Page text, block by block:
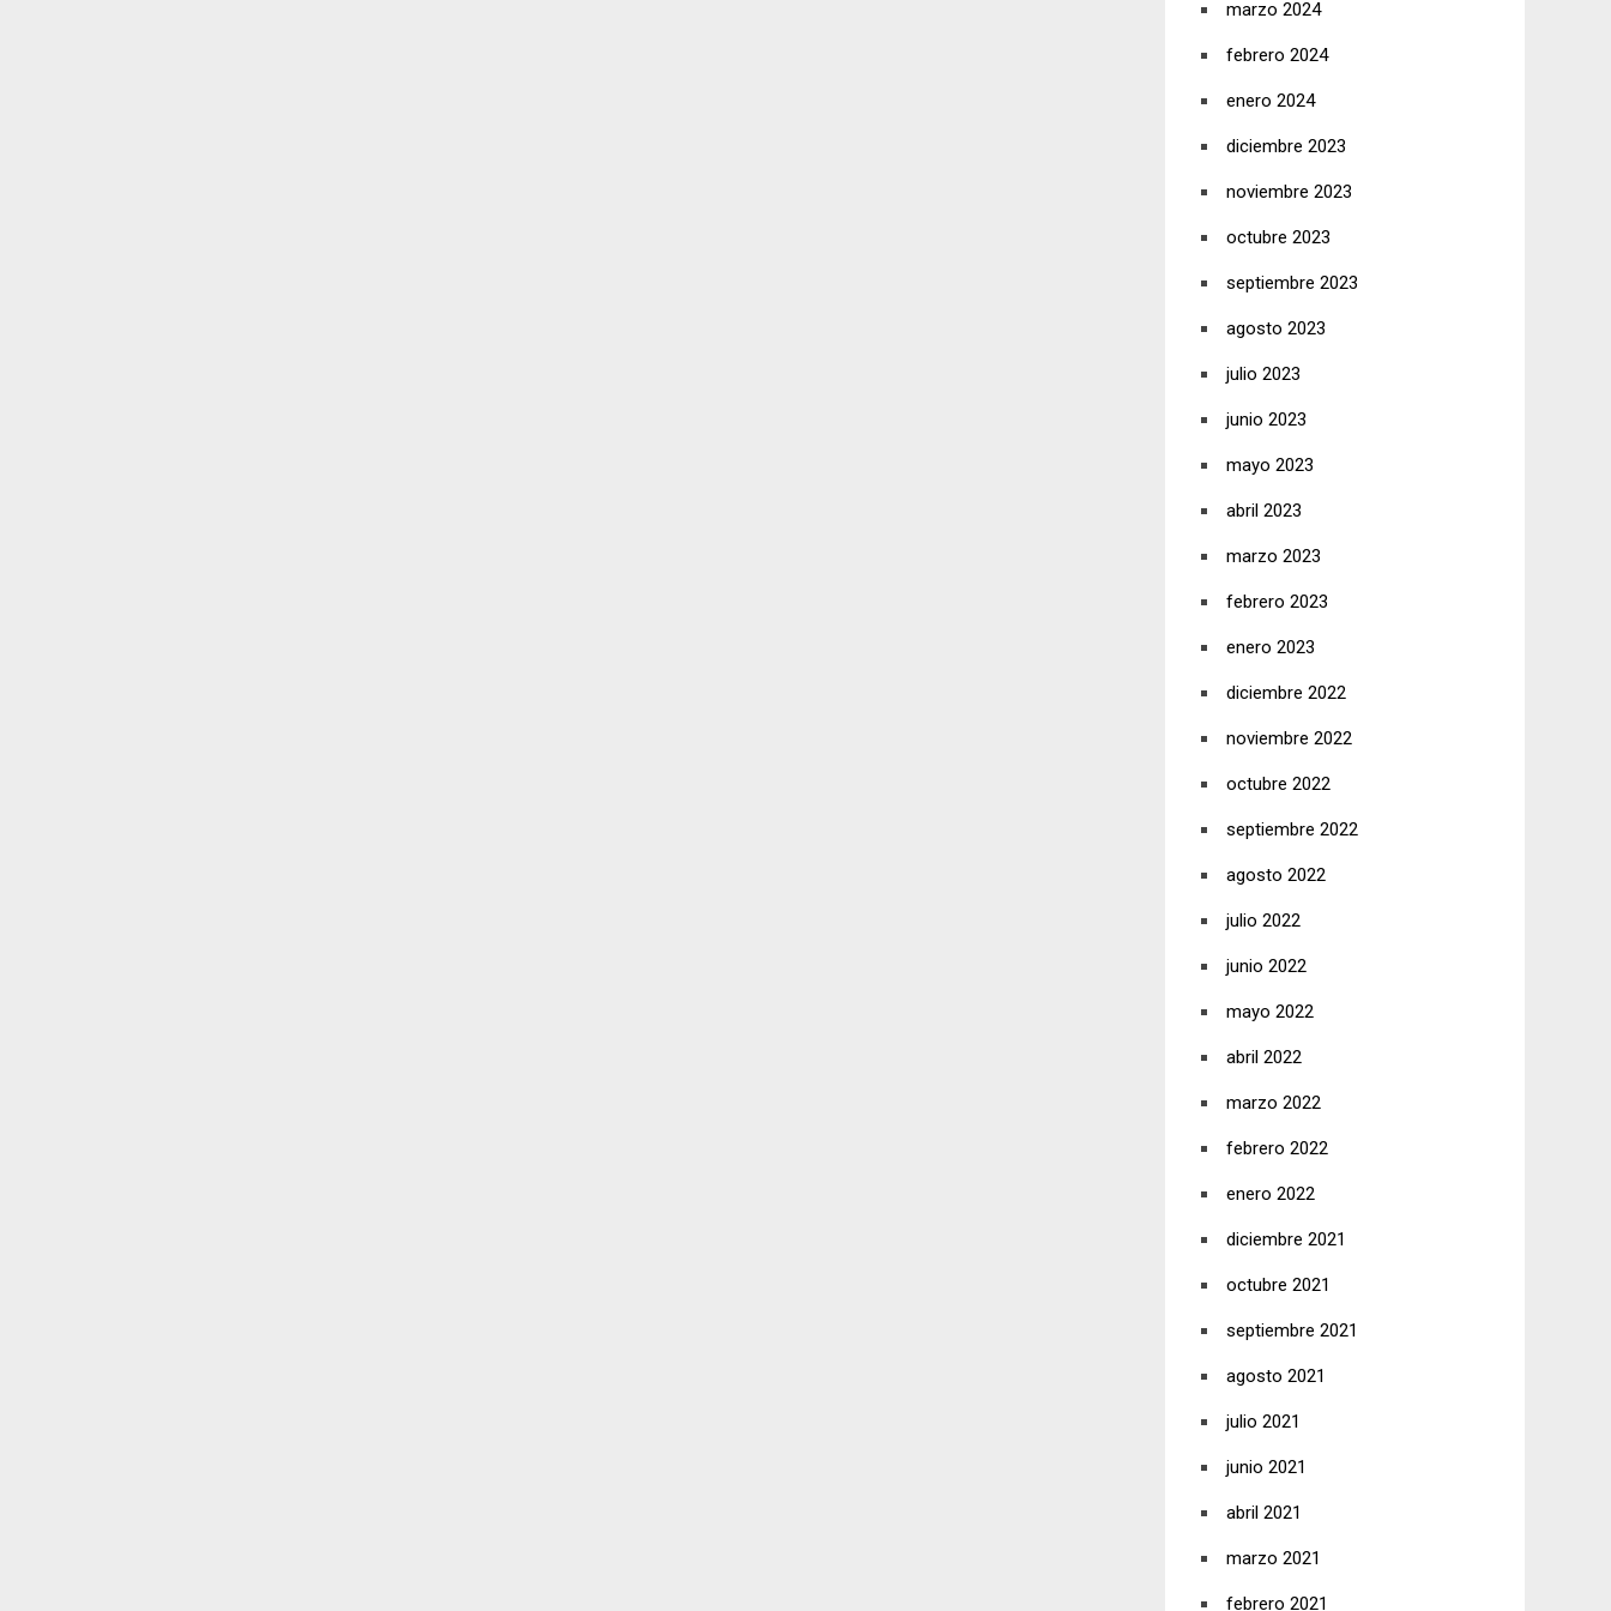
marzo 2024
febrero 2024
enero 2024
diciembre 2023
noviembre 2023
octubre 2023
septiembre 2023
agosto 2023
julio 2023
junio 2023
mayo 2023
abril 2023
marzo 2023
febrero 2023
enero 2023
diciembre 2022
noviembre 2022
octubre 2022
septiembre 2022
agosto 2022
julio 2022
junio 2022
mayo 2022
abril 2022
marzo 2022
febrero 2022
enero 2022
diciembre 2021
octubre 2021
septiembre 2021
agosto 2021
julio 2021
junio 2021
abril 2021
marzo 2021
febrero 2021